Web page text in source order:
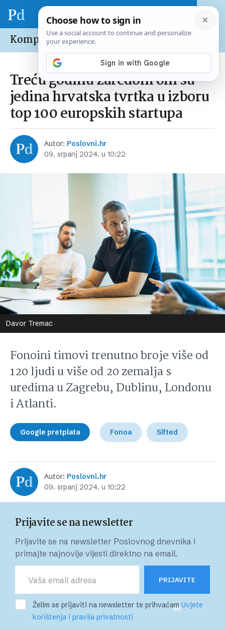
Kompanije /Domaće
Treću godinu zaredom oni su
jedina hrvatska tvrtka u izboru
top 100 europskih startupa
Autor: Poslovni.hr
09. srpanj 2024. u 10:22
Davor Tremac
Fonoini timovi trenutno broje više od
120 ljudi u više od 20 zemalja s
uredima u Zagrebu, Dublinu, Londonu
i Atlanti.
Google pretplata Fonoa Sifted
Autor: Poslovni.hr
09. srpanj 2024. u 10:22
Prijavite se na newsletter
Prijavite se na newsletter Poslovnog dnevnika i
primajte najnovije vijesti direktno na email.
PRIJAVITE
SE
Želim se prijaviti na newsletter te prihvaćamUvjete
korištenja i pravila privatnosti